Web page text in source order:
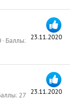
23.11.2020
Баллы
23.11.2020
27